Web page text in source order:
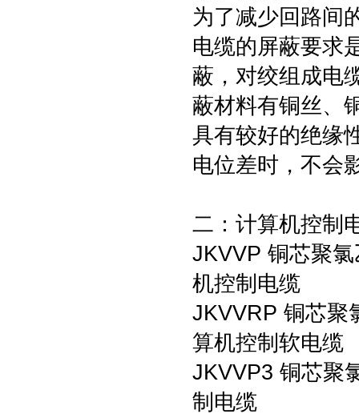
为了减少回路间
电缆的屏蔽要求
蔽，对绞组成电
蔽材料有铜丝、
具有较好的绝缘
电位差时，不会
二：计算机控制
JKVVP 铜芯聚
机控制电缆
JKVVRP 铜芯聚
算机控制软电缆
JKVVP3 铜芯聚
制电缆